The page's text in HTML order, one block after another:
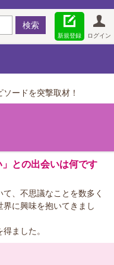
ログイン
新規登録
ードを突撃取材！
との出会いは何です
、不思議なことを数多く
に興味を抱いてきまし
ました。